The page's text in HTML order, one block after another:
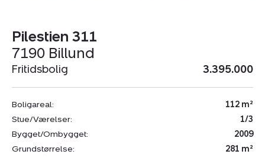
Pilestien 311
7190 Billund
Fritidsbolig 3.395.000
Boligareal:
112 m²
Stue/Værelser:
1/3
Bygget/Ombygget:
2009
Grundstørrelse:
281 m²